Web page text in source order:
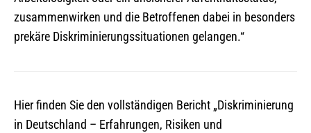
zusammenwirken und die Betroffenen dabei in besonders
prekäre Diskriminierungssituationen gelangen.“
Hier finden Sie den vollständigen Bericht „Diskriminierung
in Deutschland – Erfahrungen, Risiken und